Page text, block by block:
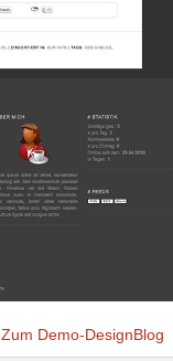
Zum Demo-DesignBlog